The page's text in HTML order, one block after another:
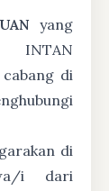
yang
INTAN
di
di
i dari